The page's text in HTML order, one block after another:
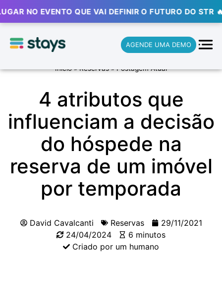
QUE VAI DEFINIR O FUTURO DO STR 🔥
AGENDE UMA DEMO
Início»Reservas»Postagem Atual
4 atributos que
influenciam a decisão
do hóspede na
reserva de um imóvel
por temporada
David Cavalcanti Reservas
29/11/2021
24/04/2024
6 minutos
Criado por um humano